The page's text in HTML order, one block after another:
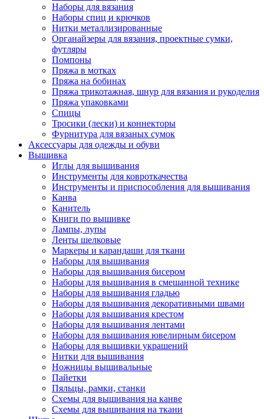
Наборы для вязания
Наборы спиц и крючков
Нитки металлизированные
Органайзеры для вязания, проектные сумки,
футляры
Помпоны
Пряжа в мотках
Пряжа на бобинах
Пряжа трикотажная, шнур для вязания и рукоделия
Пряжа упаковками
Спицы
Тросики (лески) и коннекторы
Фурнитура для вязаных сумок
Аксессуары для одежды и обуви
Вышивка
Иглы для вышивания
Инструменты для ковроткачества
Инструменты и приспособления для вышивания
Канва
Канитель
Книги по вышивке
Лампы, лупы
Ленты шелковые
Маркеры и карандаши для ткани
Наборы для вышивания
Наборы для вышивания бисером
Наборы для вышивания в смешанной технике
Наборы для вышивания гладью
Наборы для вышивания декоративными швами
Наборы для вышивания крестом
Наборы для вышивания лентами
Наборы для вышивания ювелирным бисером
Наборы для вышивки украшений
Нитки для вышивания
Ножницы вышивальные
Пайетки
Пяльцы, рамки, станки
Схемы для вышивания на канве
Схемы для вышивания на ткани